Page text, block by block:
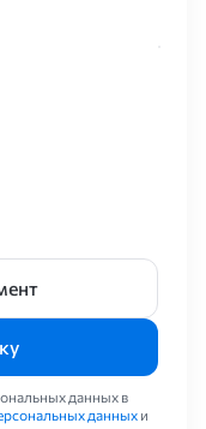
данных в
данных и